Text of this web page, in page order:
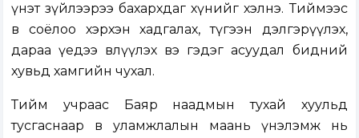
үнэт зүйлээрээ бахархдаг хүнийг хэлнэ. Тиймээс
өв соёлоо хэрхэн хадгалах, түгээн дэлгэрүүлэх,
дараа үедээ өвлүүлэх вэ гэдэг асуудал бидний
хувьд хамгийн чухал.
Тийм учраас Баяр наадмын тухай хуульд
тусгаснаар өв уламжлалын маань үнэлэмж нь